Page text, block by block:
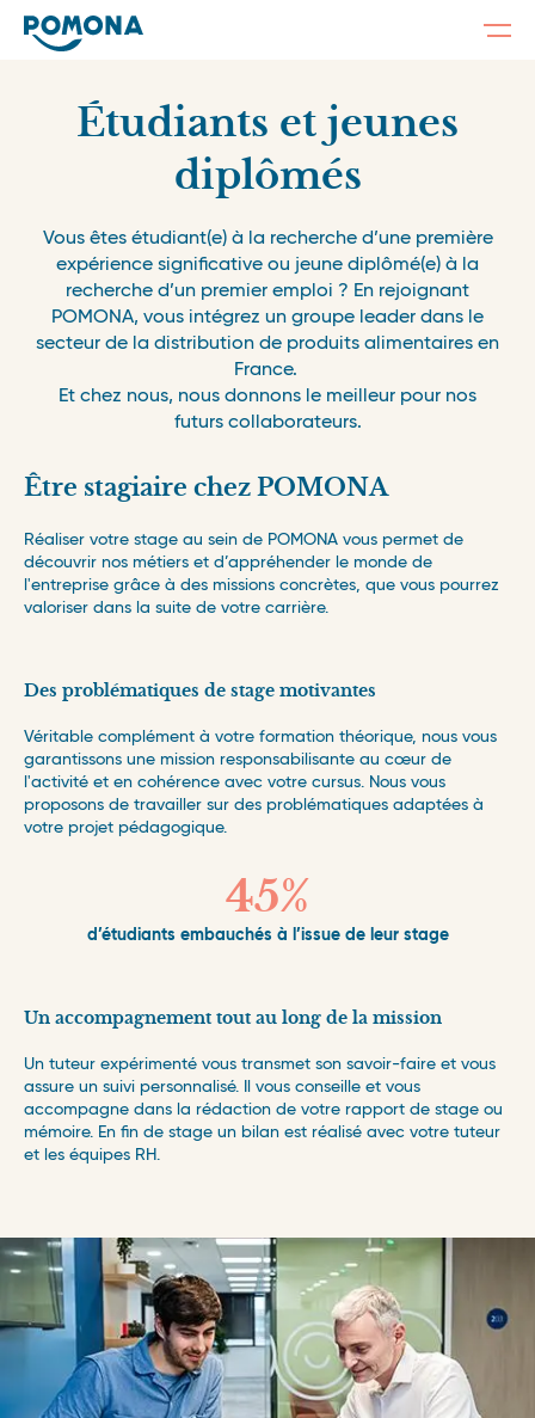
Étudiants et jeunes
diplômés
Vous êtes étudiant(e) à la recherche d’une première
expérience significative ou jeune diplômé(e) à la
recherche d’un premier emploi ? En rejoignant
POMONA, vous intégrez un groupe leader dans le
secteur de la distribution de produits alimentaires en
France.
Et chez nous, nous donnons le meilleur pour nos
futurs collaborateurs.
Être stagiaire chez POMONA
Réaliser votre stage au sein de POMONA vous permet de
découvrir nos métiers et d’appréhender le monde de
l'entreprise grâce à des missions concrètes, que vous pourrez
valoriser dans la suite de votre carrière.
Des problématiques de stage motivantes
Véritable complément à votre formation théorique, nous vous
garantissons une mission responsabilisante au cœur de
l'activité et en cohérence avec votre cursus. Nous vous
proposons de travailler sur des problématiques adaptées à
votre projet pédagogique.
45%
d’étudiants embauchés à l’issue de leur stage
Un accompagnement tout au long de la mission
Un tuteur expérimenté vous transmet son savoir-faire et vous
assure un suivi personnalisé. Il vous conseille et vous
accompagne dans la rédaction de votre rapport de stage ou
mémoire. En fin de stage un bilan est réalisé avec votre tuteur
et les équipes RH.